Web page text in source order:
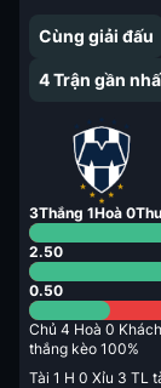
Cùng giải đấu
4Trận gần
3Thắng 1Hoà 0
2.50
0.50
Chủ 4 Hoà 0 Khách
thắng kèo 100%
Tài 1 H 0 Xỉu 3 TL